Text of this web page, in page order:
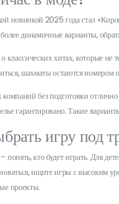
новинкой 2025 года стал
динамичные варианты,
классических хитах, которые
шахматы остаются
без подготовки
гарантировано. Такие
игру под
кто будет играть. Для
ищите игры с высоким
проекты.